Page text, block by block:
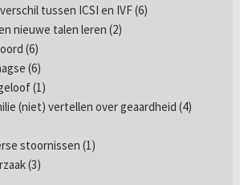
tussen ICSI en IVF (6)
nieuwe talen leren (2)
(6)
(6)
(1)
(niet) vertellen over geaardheid (4)
stoornissen (1)
(3)